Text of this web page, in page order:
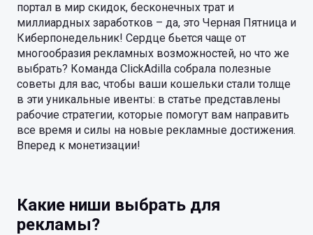
портал в мир скидок, бесконечных трат и
миллиардных заработков – да, это Черная Пятница и
Киберпонедельник! Сердце бьется чаще от
многообразия рекламных возможностей, но что же
выбрать? Команда ClickAdilla собрала полезные
советы для вас, чтобы ваши кошельки стали толще
в эти уникальные ивенты: в статье представлены
рабочие стратегии, которые помогут вам направить
все время и силы на новые рекламные достижения.
Вперед к монетизации!
Какие ниши выбрать для
рекламы?